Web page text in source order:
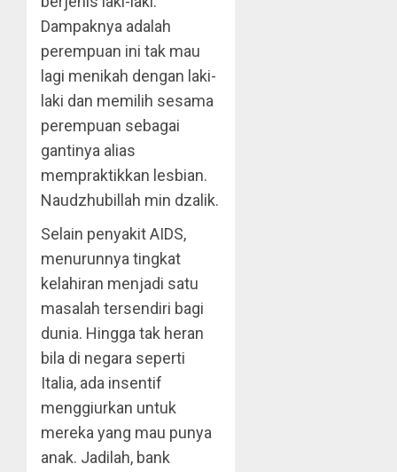
Dampaknya adalah
perempuan ini tak mau
lagi menikah dengan laki-
laki dan memilih sesama
perempuan sebagai
gantinya alias
mempraktikkan lesbian.
Naudzhubillah min dzalik.
Selain penyakit AIDS,
menurunnya tingkat
kelahiran menjadi satu
masalah tersendiri bagi
dunia. Hingga tak heran
bila di negara seperti
Italia, ada insentif
menggiurkan untuk
mereka yang mau punya
anak. Jadilah, bank